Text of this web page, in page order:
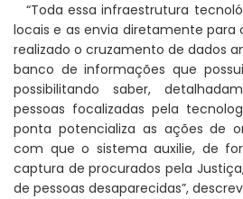
“Toda essa infraestrutura
locais e as envia diretamente para
realizado o cruzamento de dados
banco de informações que
possibilitando saber,
pessoas focalizadas pela
ponta potencializa as ações de
com que o sistema auxilie, de
captura de procurados pela
de pessoas desaparecidas”,